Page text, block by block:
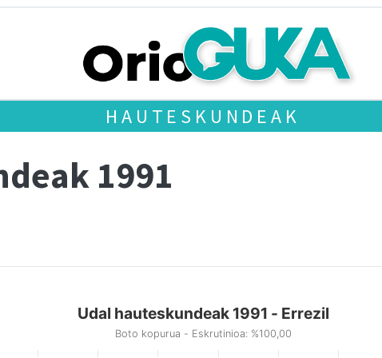
HAUTESKUNDEAK
1991
Udal hauteskundeak 1991 - Errezil
Boto kopurua - Eskrutinioa: %100,00